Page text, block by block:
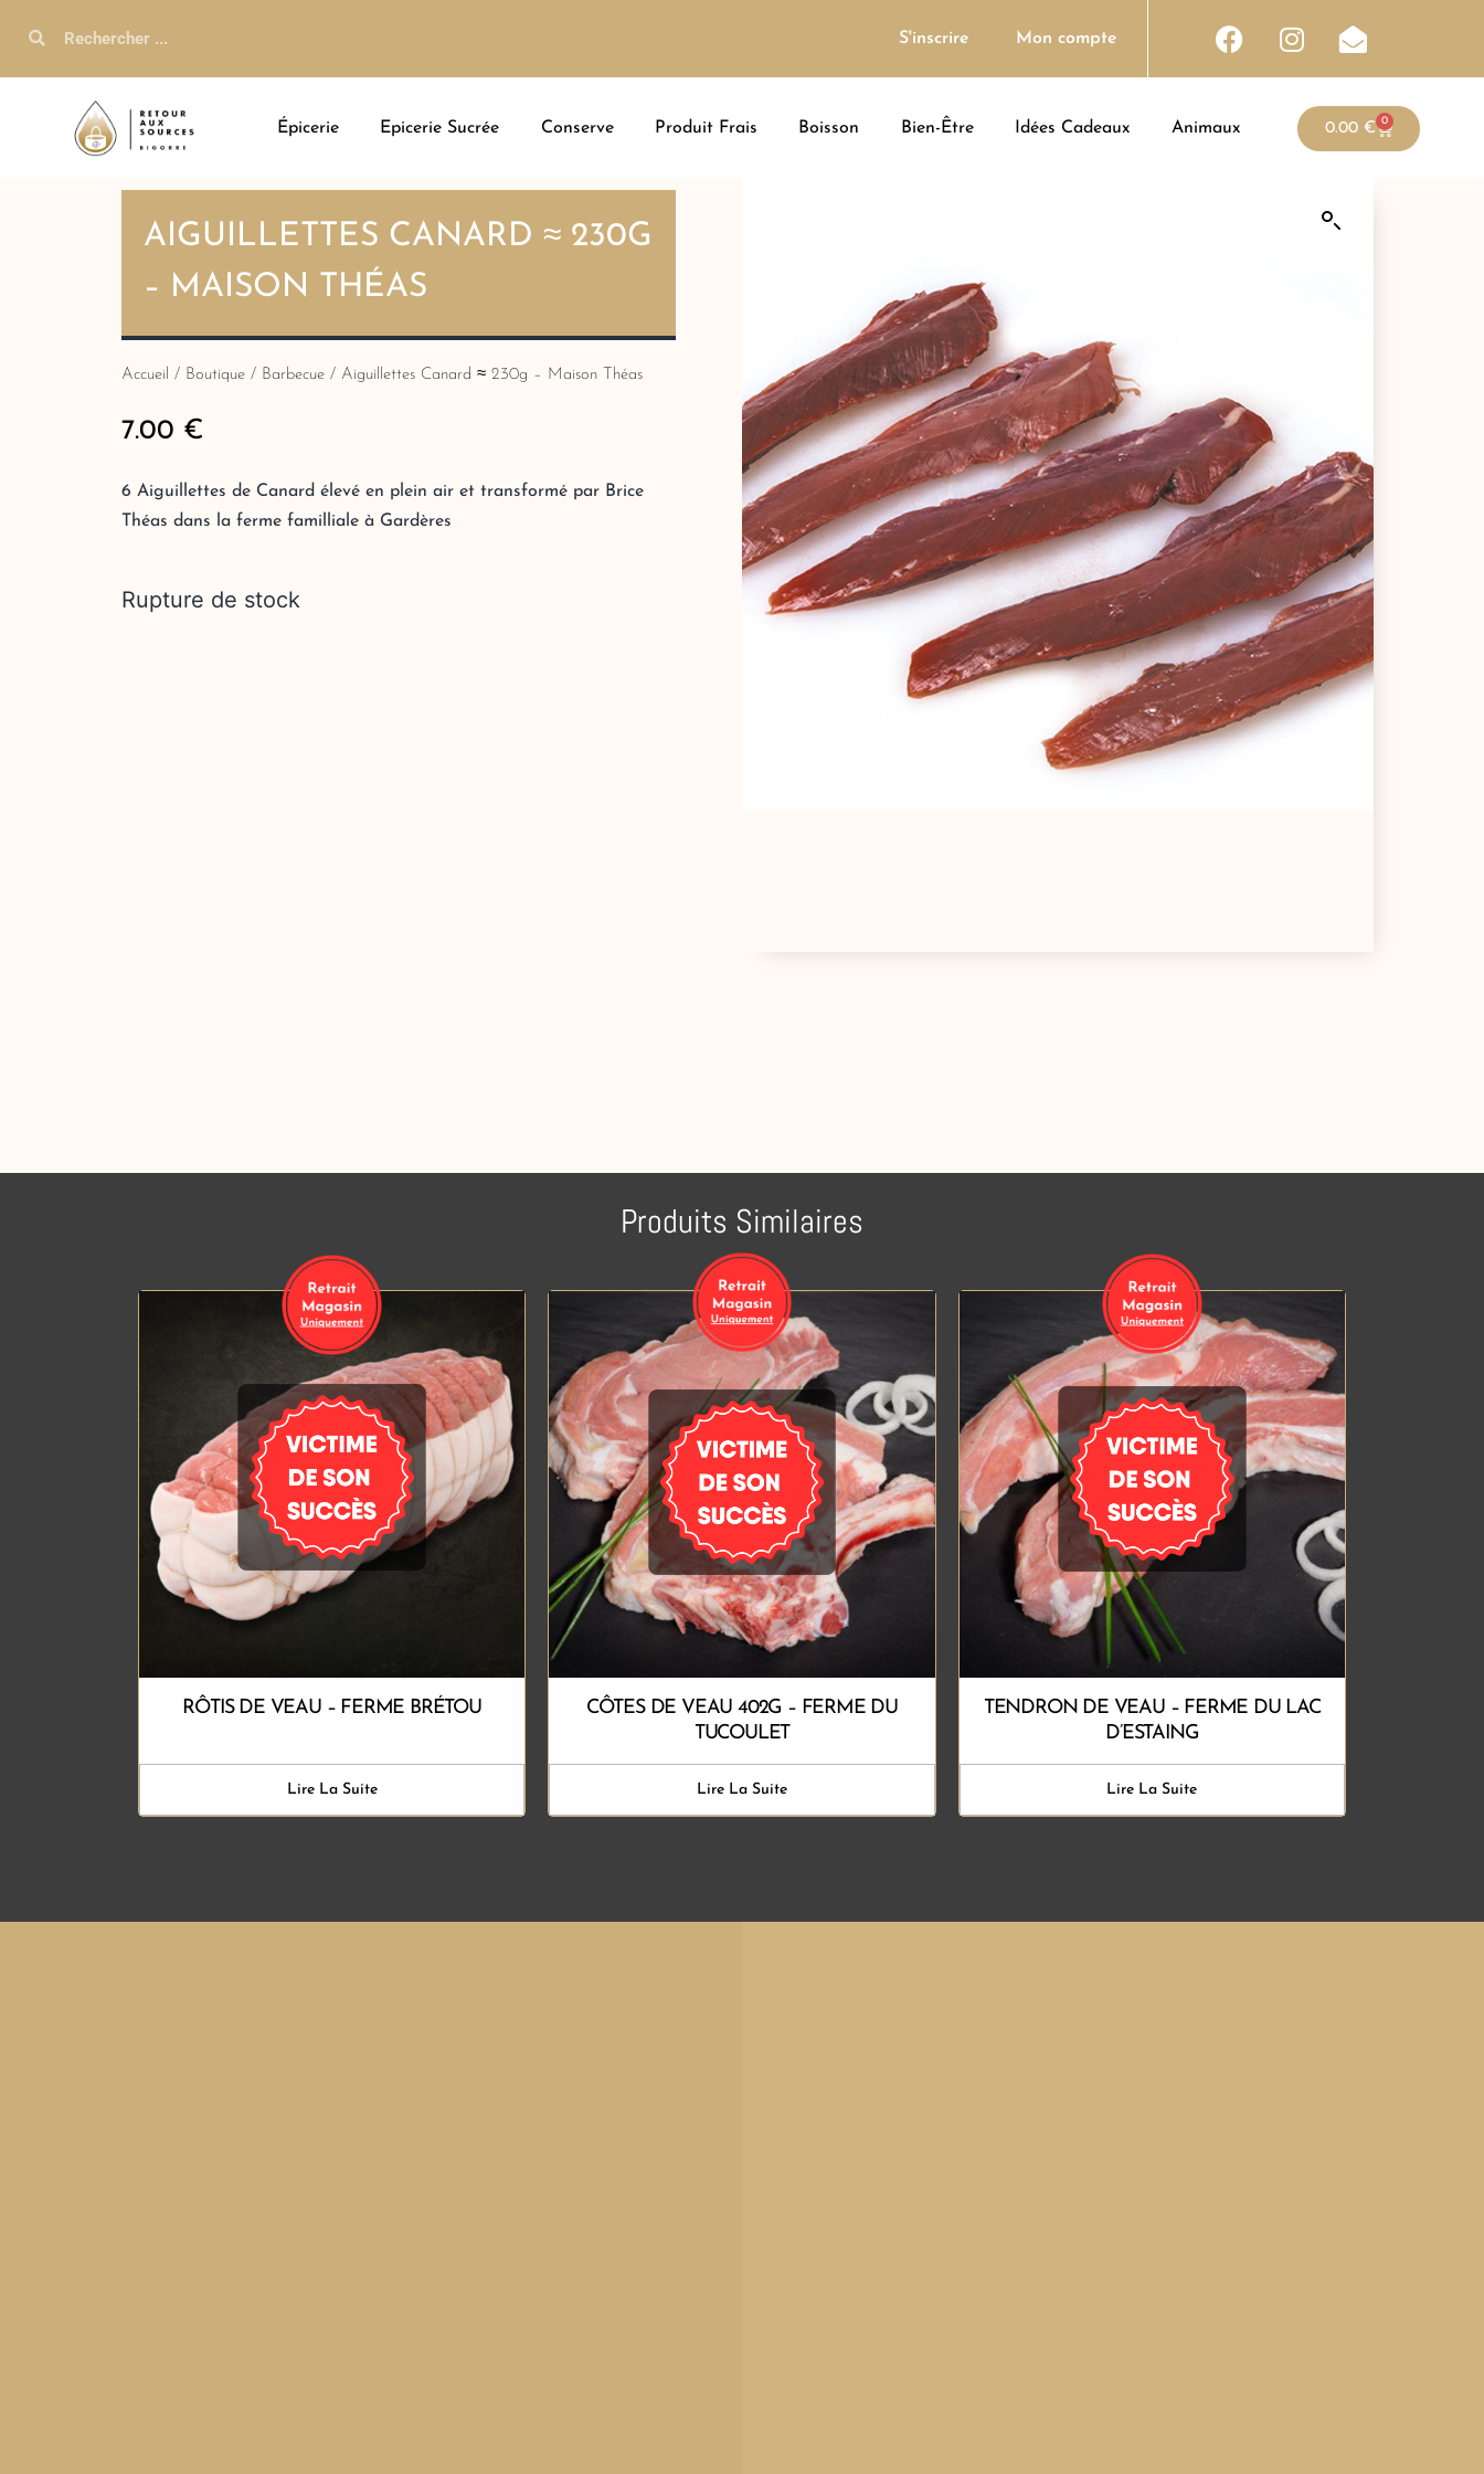
S'inscrire Mon compte
Épicerie Epicerie Sucrée Conserve Produit Frais Boisson Bien-Être Idées Cadeaux Animaux 0.00 € 0
AIGUILLETTES CANARD ≈ 230G
– MAISON THÉAS
Accueil / Boutique / Barbecue / Aiguillettes Canard ≈ 230g – Maison Théas
7.00 €
6 Aiguillettes de Canard élevé en plein air et transformé par Brice
Théas dans la ferme familliale à Gardères
Rupture de stock
Produits Similaires
RÔTIS DE VEAU – FERME BRÉTOU
Lire La Suite
CÔTES DE VEAU 402G – FERME DU
TUCOULET
Lire La Suite
TENDRON DE VEAU – FERME DU LAC
D’ESTAING
Lire La Suite